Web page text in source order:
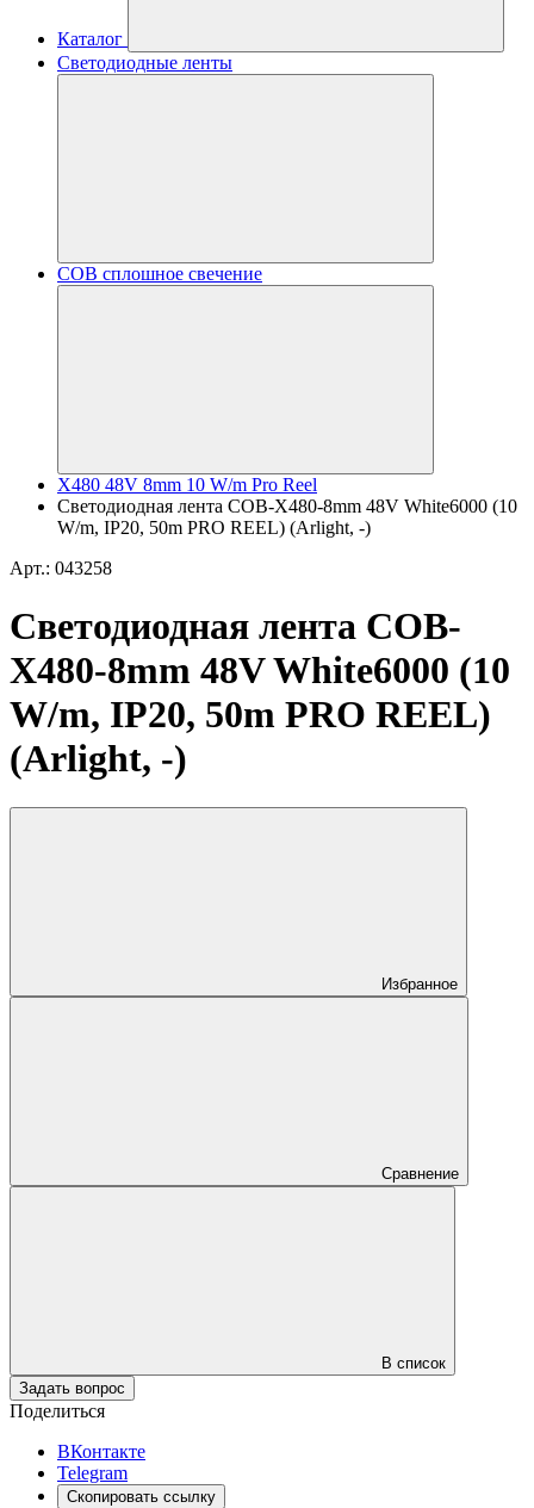
Каталог
Светодиодные ленты
COB сплошное свечение
X480 48V 8mm 10 W/m Pro Reel
Светодиодная лента COB-X480-8mm 48V White6000 (10
W/m, IP20, 50m PRO REEL) (Arlight, -)
Арт.: 043258
Светодиодная лента COB-
X480-8mm 48V White6000 (10
W/m, IP20, 50m PRO REEL)
(Arlight, -)
Избранное
Сравнение
В список
Задать вопрос
Поделиться
ВКонтакте
Telegram
Скопировать ссылку